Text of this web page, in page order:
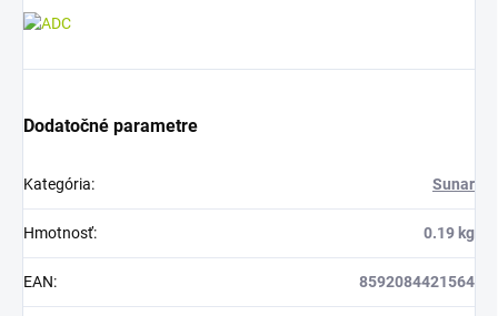
Dodatočné parametre
Kategória: Sunar
Hmotnosť: 0.19 kg
EAN: 8592084421564